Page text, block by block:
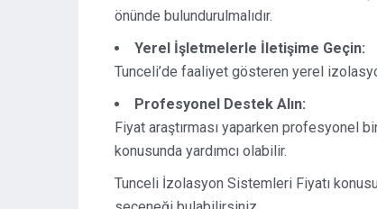
önünde bulundurulmalıdır.
Yerel İşletmelerle İletişime Geçin:
Tunceli’de faaliyet gösteren yerel
Profesyonel Destek Alın:
Fiyat araştırması yaparken profesyonel
konusunda yardımcı olabilir.
Tunceli İzolasyon Sistemleri Fiyatı